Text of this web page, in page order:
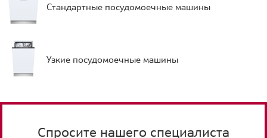
Стандартные посудомоечные машины
Узкие посудомоечные машины
Спросите нашего специалиста